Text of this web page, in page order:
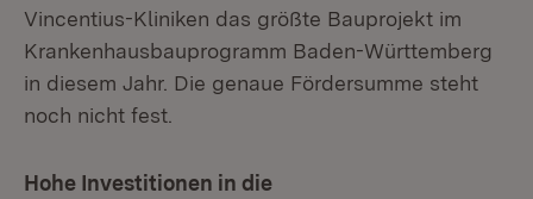
Vincentius-Kliniken das größte Bauprojekt im
Krankenhausbauprogramm Baden-Württemberg
in diesem Jahr. Die genaue Fördersumme steht
noch nicht fest.
Hohe Investitionen in die